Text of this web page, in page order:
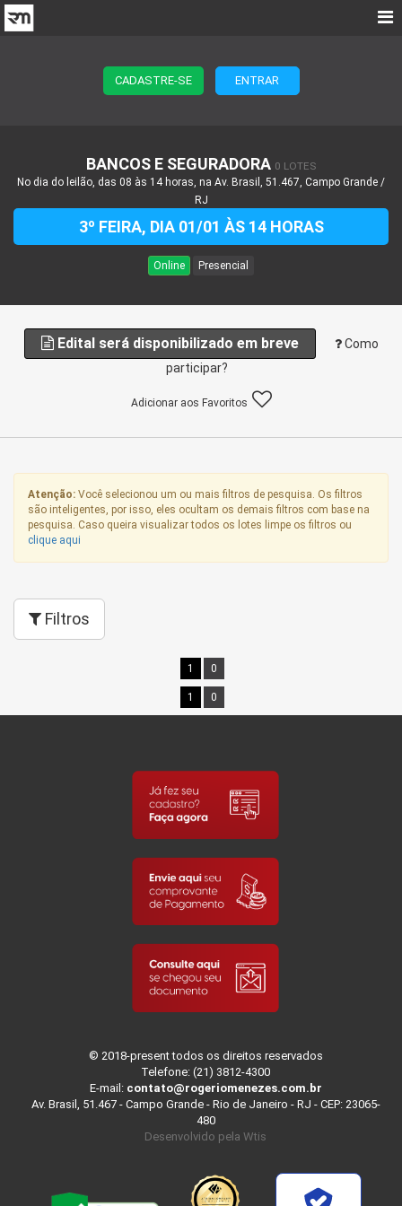
CADASTRE-SE ENTRAR
BANCOS E SEGURADORA 0 LOTES
No dia do leilão, das 08 às 14 horas, na Av. Brasil, 51.467, Campo Grande /
RJ
3º FEIRA, DIA 01/01 ÀS 14 HORAS
Online Presencial
Edital será disponibilizado em breve
Como
participar?
Adicionar aos Favoritos
Atenção: Você selecionou um ou mais filtros de pesquisa. Os filtros
são inteligentes, por isso, eles ocultam os demais filtros com base na
pesquisa. Caso queira visualizar todos os lotes limpe os filtros ou
clique aqui
Filtros
1 0
1 0
© 2018-present todos os direitos reservados
Telefone: (21) 3812-4300
E-mail: contato@rogeriomenezes.com.br
Av. Brasil, 51.467 - Campo Grande - Rio de Janeiro - RJ - CEP: 23065-
480
Desenvolvido pela Wtis